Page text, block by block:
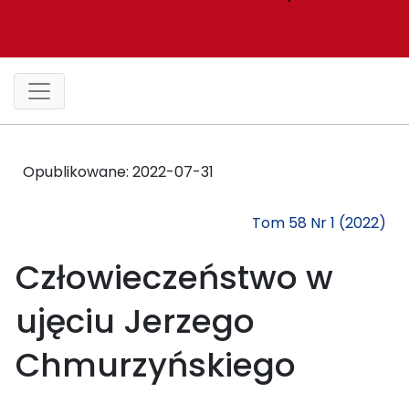
Opublikowane: 2022-07-31
Tom 58 Nr 1 (2022)
Człowieczeństwo w
ujęciu Jerzego
Chmurzyńskiego